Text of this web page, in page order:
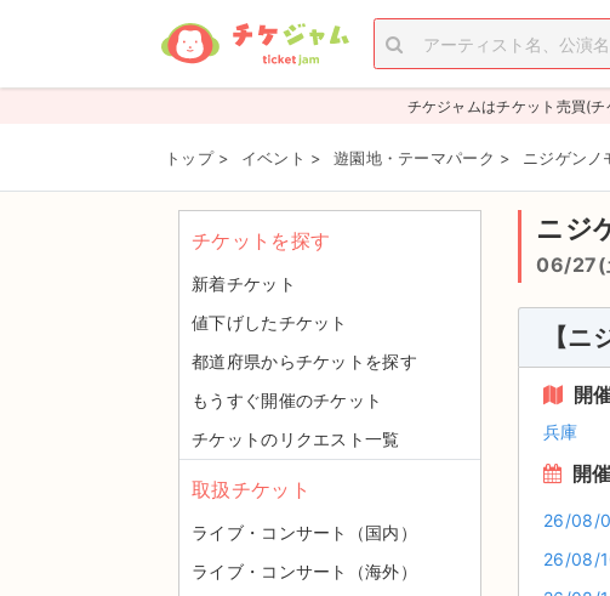
チケジャムはチケット売買(
トップ > イベント > 遊園地・テーマパーク > ニジゲンノ
ニジ
06/27(
【
開
兵庫
開
26/08/
26/08/
チケットを探す
新着チケット
値下げしたチケット
都道府県からチケットを探す
もうすぐ開催のチケット
チケットのリクエスト一覧
取扱チケット
ライブ・コンサート（国内）
ライブ・コンサート（海外）